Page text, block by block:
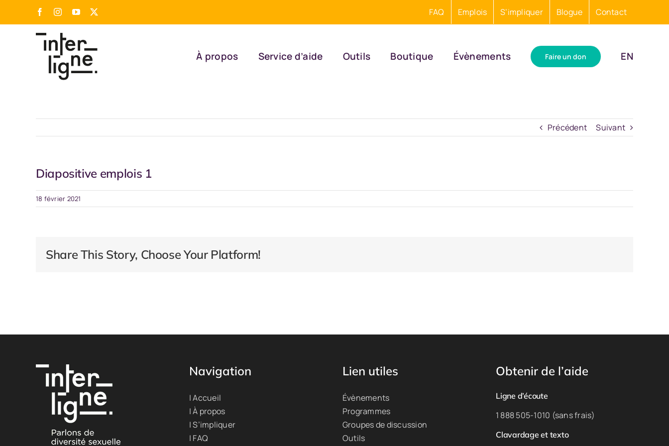
FacebookInstagram
YouTube FAQ Emplois S’impliquer Blogue Contact
À propos Service d’aide Outils Boutique Évènements Faire un don EN
Précédent Suivant
Diapositive emplois 1
18 février 2021
Share This Story, Choose Your Platform!
Navigation
| Accueil
| À propos
| S’impliquer
| FAQ
Lien utiles
Évènements
Programmes
Groupes de discussion
Outils
Obtenir de l’aide
Ligne d’écoute
1 888 505-1010 (sans frais)
Clavardage et texto